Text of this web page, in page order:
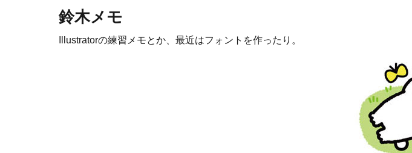
鈴木メモ
Illustratorの練習メモとか、最近はフォントを作ったり。